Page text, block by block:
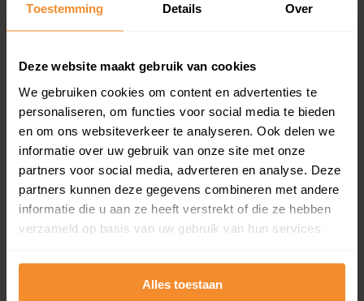
Toestemming Details Over
Deze website maakt gebruik van cookies
We gebruiken cookies om content en advertenties te
personaliseren, om functies voor social media te bieden
en om ons websiteverkeer te analyseren. Ook delen we
informatie over uw gebruik van onze site met onze
partners voor social media, adverteren en analyse. Deze
partners kunnen deze gegevens combineren met andere
informatie die u aan ze heeft verstrekt of die ze hebben
verzameld op basis van uw gebruik van hun services.
Alles toestaan
en koopdatum) binnen een postcodegebied. Dit
inclusief een jaar lang gratis updates van nieuwe
Bekijk product
Direct leverbaar
Kadastrale kaart pakket
Alleen globale ligging perceel